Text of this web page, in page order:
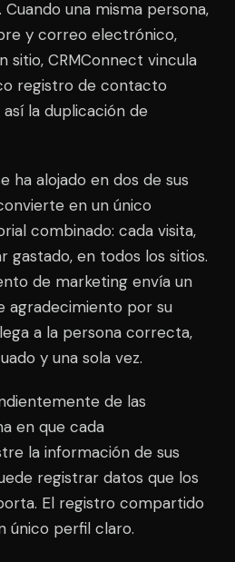
una misma persona,
y correo electrónico,
sitio, CRMConnect vincula
registro de contacto
la duplicación de
ha alojado en dos de sus
en un único
combinado: cada visita,
gastado, en todos los sitios.
de marketing envía un
agradecimiento por su
a la persona correcta,
y una sola vez.
de las
en que cada
la información de sus
registrar datos que los
El registro compartido
único perfil claro.